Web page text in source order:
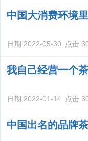
中国大消费环境
日期:2022-05-30 点击:
我自己经营一个
日期:2022-01-14 点击:
中国出名的品牌